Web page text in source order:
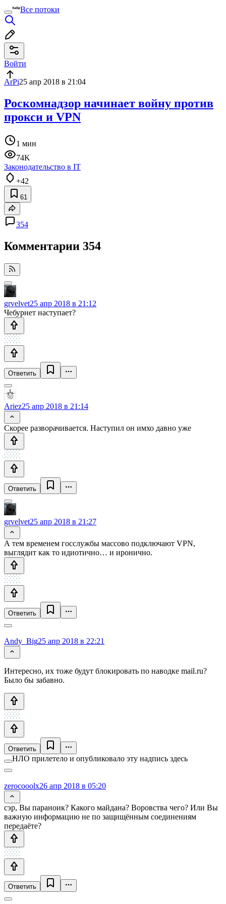
Все потоки
Войти
ArPi25 апр 2018 в 21:04
Роскомнадзор начинает войну против
прокси и VPN
1 мин
74K
Законодательство в IT
+42
61
354
Комментарии 354
grvelvet25 апр 2018 в 21:12
Чебурнет наступает?
Ответить
Ariez25 апр 2018 в 21:14
Скорее разворачивается. Наступил он имхо давно уже
Ответить
grvelvet25 апр 2018 в 21:27
А тем временем госслужбы массово подключают VPN,
выглядит как то идиотично… и иронично.
Ответить
Andy_Big25 апр 2018 в 22:21
Интересно, их тоже будут блокировать по наводке mail.ru?
Было бы забавно.
Ответить
НЛО прилетело и опубликовало эту надпись здесь
zerocooolx26 апр 2018 в 05:20
сэр, Вы параноик? Какого майдана? Воровства чего? Или Вы
важную информацию не по защищённым соединениям
передаёте?
Ответить